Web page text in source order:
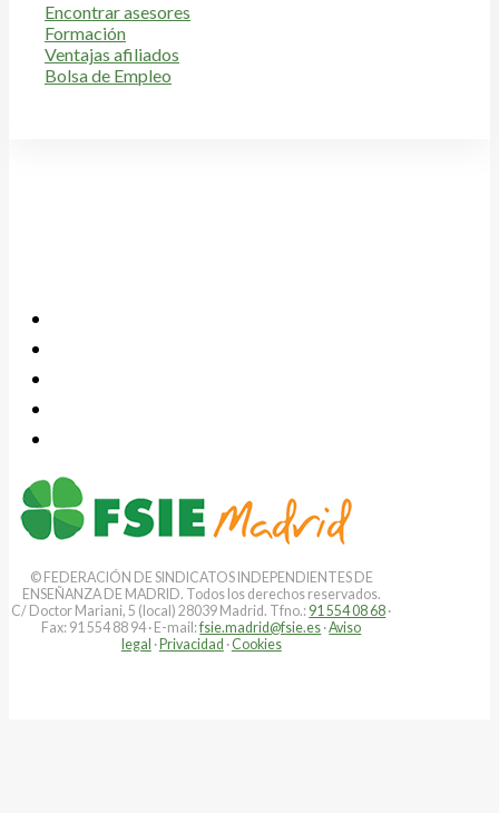
Encontrar asesores
Formación
Ventajas afiliados
Bolsa de Empleo
© FEDERACIÓN DE SINDICATOS INDEPENDIENTES DE
ENSEÑANZA DE MADRID. Todos los derechos reservados.
C/ Doctor Mariani, 5 (local) 28039 Madrid. Tfno.: 91 554 08 68 ·
Fax: 91 554 88 94 · E-mail:fsie.madrid@fsie.es ·Aviso
legal ·Privacidad · Cookies